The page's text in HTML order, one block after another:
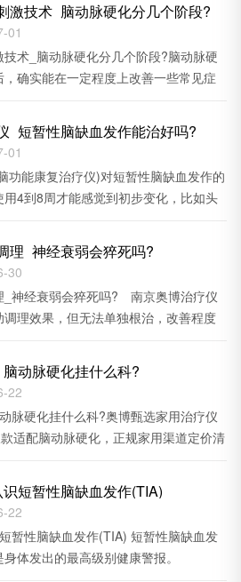
激技术_脑动脉硬化分几个阶段?
01
术_脑动脉硬化分几个阶段?脑动脉硬
确实能在一定程度上改善一些常见症
_短暂性脑缺血发作能治好吗?
01
功能康复治疗仪)对短暂性脑缺血发作的
4到8周才能感觉到初步变化，比如头
理_神经衰弱会猝死吗?
30
_神经衰弱会猝死吗? 南京奥博治疗仪
理效果，但无法单独根治，改善程度
动脉硬化挂什么科?
22
脉硬化挂什么科?奥博甄选家用治疗仪
适配脑动脉硬化，正规家用渠道定价清
短暂性脑缺血发作(TIA)
22
暂性脑缺血发作(TIA) 短暂性脑缺血发
体发出的最高级别健康警报。